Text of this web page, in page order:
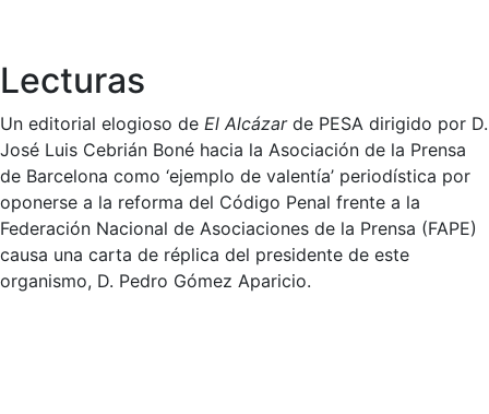
Lecturas
Un editorial elogioso de El Alcázar de PESA dirigido por D.
José Luis Cebrián Boné hacia la Asociación de la Prensa
de Barcelona como ‘ejemplo de valentía’ periodística por
oponerse a la reforma del Código Penal frente a la
Federación Nacional de Asociaciones de la Prensa (FAPE)
causa una carta de réplica del presidente de este
organismo, D. Pedro Gómez Aparicio.